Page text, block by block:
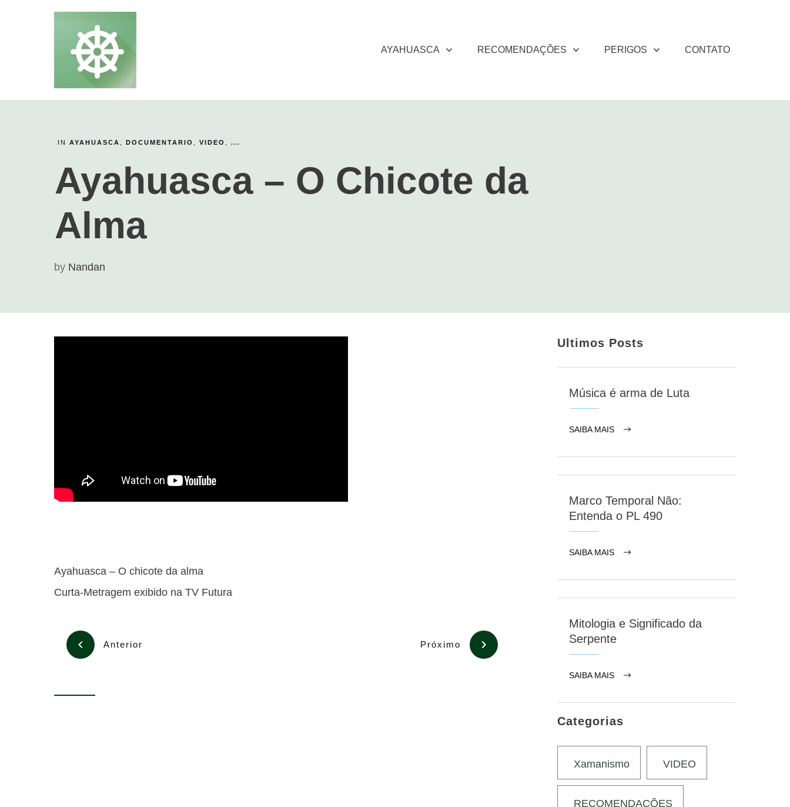
AYAHUASCA RECOMENDAÇÕES PERIGOS CONTATO
IN AYAHUASCA DOCUMENTARIO VIDEO ...
Ayahuasca – O Chicote da
Alma
by Nandan
Ayahuasca – O chicote da alma
Curta-Metragem exibido na TV Futura
Anterior Próximo
Ultimos Posts
Música é arma de Luta
SAIBA MAIS
Marco Temporal Não:
Entenda o PL 490
SAIBA MAIS
Mitologia e Significado da
Serpente
SAIBA MAIS
Categorias
Xamanismo VIDEO
RECOMENDAÇÕES